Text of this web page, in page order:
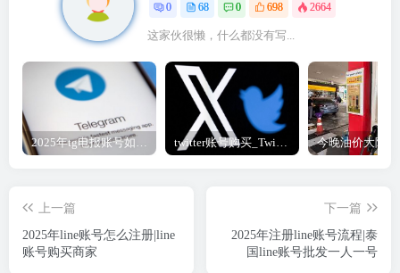
0 68 0 698 2664
这家伙很懒，什么都没有写...
2025年tg电报账号如何购买，tg纸飞机成品帐号2元自动发货 twitter账号购买_Twitter账号购买平台-推特直登号购买商城
上一篇
2025年line账号怎么注册|line
账号购买商家
下一篇
2025年注册line账号流程|泰
国line账号批发一人一号